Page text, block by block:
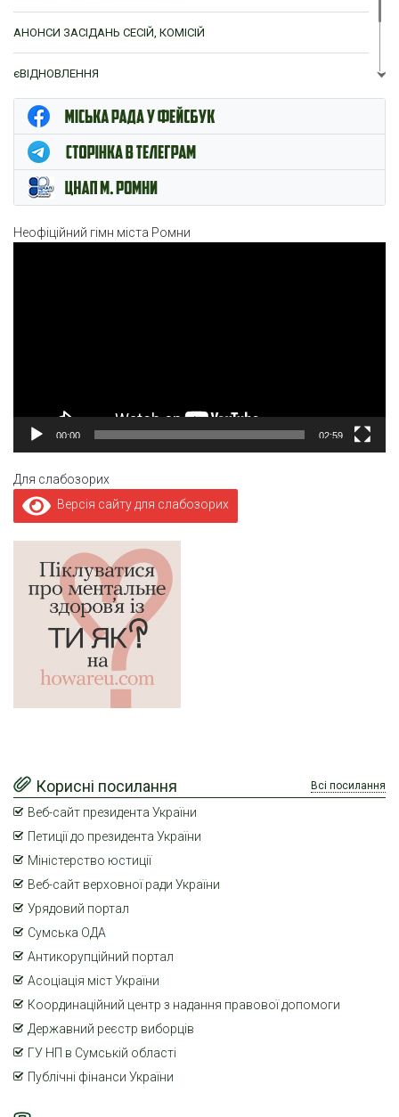
АНОНСИ ЗАСІДАНЬ СЕСІЙ, КОМІСІЙ
єВІДНОВЛЕННЯ
ЦНАП м. Ромни
Неофіційний гімн міста Ромни
00:00 02:59
Для слабозорих
Версія сайту для слабозорих
Корисні посилання Всі посилання
Веб-сайт президента України
Петиції до президента України
Міністерство юстиції
Веб-сайт верховної ради України
Урядовий портал
Сумська ОДА
Антикорупційний портал
Асоціація міст України
Координаційний центр з надання правової допомоги
Державний реєстр виборців
ГУ НП в Сумській області
Публічні фінанси України